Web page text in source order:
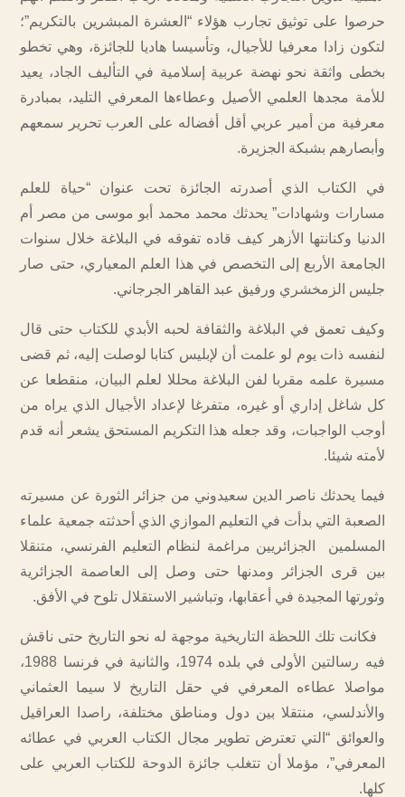
حرصوا على توثيق تجارب هؤلاء “العشرة المبشرين بالتكريم”؛
لتكون زادا معرفيا للأجيال، وتأسيسا هاديا للجائزة، وهي تخطو
بخطى واثقة نحو نهضة عربية إسلامية في التأليف الجاد، يعيد
للأمة مجدها العلمي الأصيل وعطاءها المعرفي التليد، بمبادرة
معرفية من أمير عربي أقل أفضاله على العرب تحرير سمعهم
وأبصارهم بشبكة الجزيرة.
في الكتاب الذي أصدرته الجائزة تحت عنوان “حياة للعلم
مسارات وشهادات” يحدثك محمد محمد أبو موسى من مصر أم
الدنيا وكنانتها الأزهر كيف قاده تفوقه في البلاغة خلال سنوات
الجامعة الأربع إلى التخصص في هذا العلم المعياري، حتى صار
جليس الزمخشري ورفيق عبد القاهر الجرجاني.
وكيف تعمق في البلاغة والثقافة لحبه الأبدي للكتاب حتى قال
لنفسه ذات يوم لو علمت أن لإبليس كتابا لوصلت إليه، ثم قضى
مسيرة علمه مقربا لفن البلاغة محللا لعلم البيان، منقطعا عن
كل شاغل إداري أو غيره، متفرغا لإعداد الأجيال الذي يراه من
أوجب الواجبات، وقد جعله هذا التكريم المستحق يشعر أنه قدم
لأمته شيئا.
فيما يحدثك ناصر الدين سعيدوني من جزائر الثورة عن مسيرته
الصعبة التي بدأت في التعليم الموازي الذي أحدثته جمعية علماء
المسلمين الجزائريين مراغمة لنظام التعليم الفرنسي، متنقلا
بين قرى الجزائر ومدنها حتى وصل إلى العاصمة الجزائرية
وثورتها المجيدة في أعقابها، وتباشير الاستقلال تلوح في الأفق.
فكانت تلك اللحظة التاريخية موجهة له نحو التاريخ حتى ناقش
فيه رسالتين الأولى في بلده 1974، والثانية في فرنسا 1988،
مواصلا عطاءه المعرفي في حقل التاريخ لا سيما العثماني
والأندلسي، منتقلا بين دول ومناطق مختلفة، راصدا العراقيل
والعوائق “التي تعترض تطوير مجال الكتاب العربي في عطائه
المعرفي”، مؤملا أن تتغلب جائزة الدوحة للكتاب العربي على
كلها.